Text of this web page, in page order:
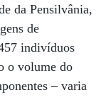
da Pensilvânia,
de
indivíduos
o volume do
– varia